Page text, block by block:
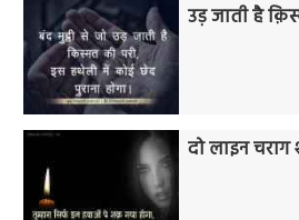
उड़ जाती है
दो लाइन चराग